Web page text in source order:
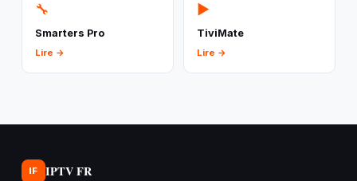
🔧
Smarters Pro
Lire →
▶️
TiviMate
Lire →
IF IPTV FR